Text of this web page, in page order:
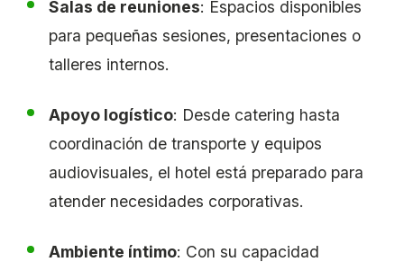
Salas de reuniones: Espacios disponibles
para pequeñas sesiones, presentaciones o
talleres internos.
Apoyo logístico: Desde catering hasta
coordinación de transporte y equipos
audiovisuales, el hotel está preparado para
atender necesidades corporativas.
Ambiente íntimo: Con su capacidad